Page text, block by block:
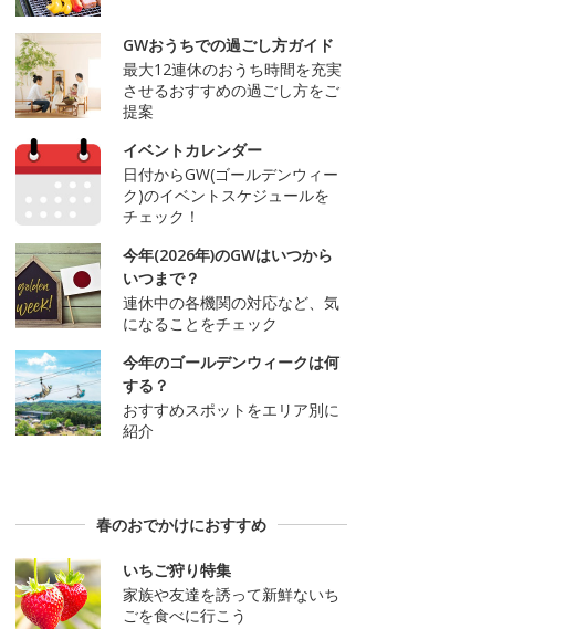
GWおうちでの過ごし方ガイド
最大12連休のおうち時間を充実
させるおすすめの過ごし方をご
提案
イベントカレンダー
日付からGW(ゴールデンウィー
ク)のイベントスケジュールを
チェック！
今年(2026年)のGWはいつから
いつまで？
連休中の各機関の対応など、気
になることをチェック
今年のゴールデンウィークは何
する？
おすすめスポットをエリア別に
紹介
春のおでかけにおすすめ
いちご狩り特集
家族や友達を誘って新鮮ないち
ごを食べに行こう